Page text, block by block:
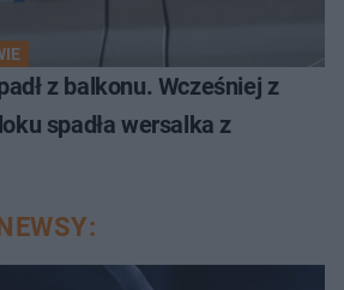
z balkonu. Wcześniej z
spadła wersalka z